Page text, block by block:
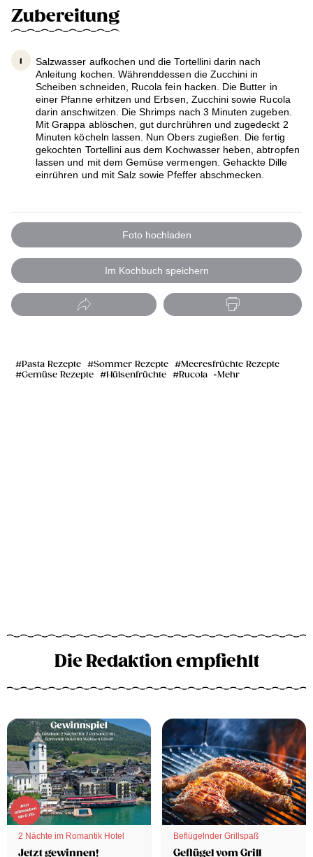
Zubereitung
Salzwasser aufkochen und die Tortellini darin nach
Anleitung kochen. Währenddessen die Zucchini in
Scheiben schneiden, Rucola fein hacken. Die Butter in
einer Pfanne erhitzen und Erbsen, Zucchini sowie Rucola
darin anschwitzen. Die Shrimps nach 3 Minuten zugeben.
Mit Grappa ablöschen, gut durchrühren und zugedeckt 2
Minuten köcheln lassen. Nun Obers zugießen. Die fertig
gekochten Tortellini aus dem Kochwasser heben, abtropfen
lassen und mit dem Gemüse vermengen. Gehackte Dille
einrühren und mit Salz sowie Pfeffer abschmecken.
Foto hochladen
Im Kochbuch speichern
Pasta Rezepte Sommer Rezepte
Meeresfrüchte Rezepte
Gemüse Rezepte
Hülsenfrüchte Rucola Mehr
Die Redaktion empfiehlt
2 Nächte im Romantik Hotel
Jetzt gewinnen!
Beflügelnder Grillspaß
Geflügel vom Grill